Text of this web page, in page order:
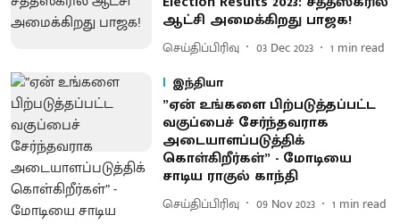
ஆட்சி அமைக்கிறது பாஜக!
செய்திப்பிரிவு 03 Dec 2023 1 min read
இந்தியா
”ஏன் உங்களை பிற்படுத்தப்பட்ட
வகுப்பைச் சேர்ந்தவராக
அடையாளப்படுத்திக்
கொள்கிறீர்கள்” - மோடியை
சாடிய ராகுல் காந்தி
செய்திப்பிரிவு 09 Nov 2023 1 min read